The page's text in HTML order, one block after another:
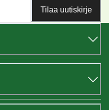
Tilaa uutiskirje